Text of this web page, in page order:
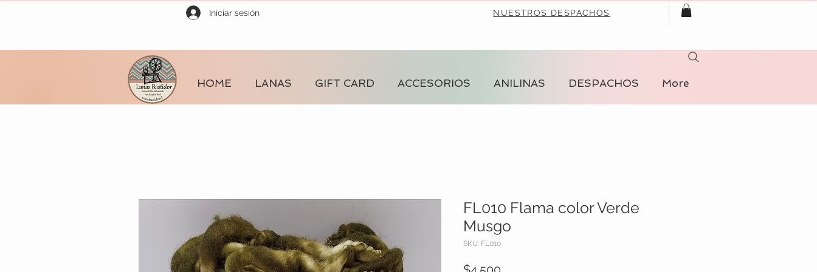
Iniciar sesión NUESTROS DESPACHOS
HOME LANAS GIFT CARD ACCESORIOS ANILINAS DESPACHOS More
FL010 Flama color Verde
Musgo
SKU: FL010